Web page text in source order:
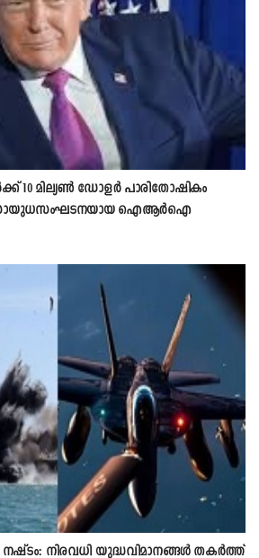
10 മില്യൺ ഡോളർ പാരിതോഷികം
സായുധസംഘടനയായ ഐആർഐ
നിരവധി യുദ്ധവിമാനങ്ങൾ തകർത്ത്